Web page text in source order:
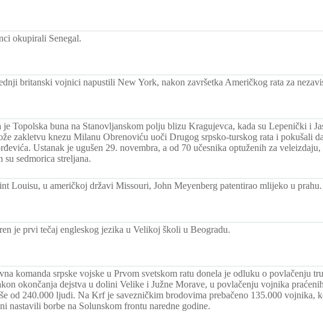
okupirali Senegal.
britanski vojnici napustili New York, nakon završetka Američkog rata za
je Topolska buna na Stanovljanskom polju blizu Kragujevca, kada su Lepenički i
zakletvu knezu Milanu Obrenoviću uoči Drugog srpsko-turskog rata i pokušali
Ustanak je ugušen 29. novembra, a od 70 učesnika optuženih za veleizdaju,
su sedmorica streljana.
Louisu, u američkoj državi Missouri, John Meyenberg patentirao mlijeko u prahu.
je prvi tečaj engleskog jezika u Velikoj školi u Beogradu.
komanda srpske vojske u Prvom svetskom ratu donela je odluku o povlačenju
okončanja dejstva u dolini Velike i Južne Morave, u povlačenju vojnika
od 240.000 ljudi. Na Krf je savezničkim brodovima prebačeno 135.000 vojnika,
nastavili borbe na Solunskom frontu naredne godine.